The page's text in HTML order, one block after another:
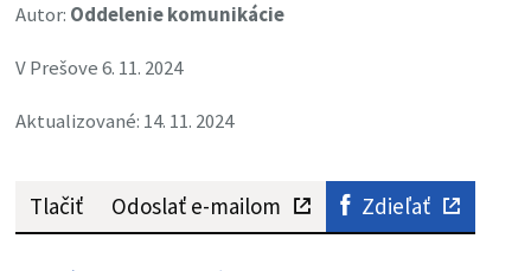
Autor: Oddelenie komunikácie
V Prešove 6. 11. 2024
Aktualizované: 14. 11. 2024
Tlačiť Odoslať e-mailom Zdieľať